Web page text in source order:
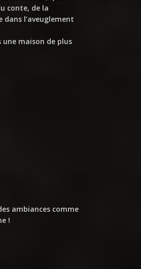
conte, de la
l’aveuglement
maison de plus
ambiances comme
!